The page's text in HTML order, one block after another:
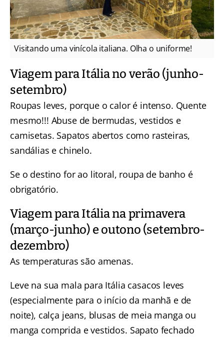
Visitando uma vinícola italiana. Olha o uniforme!
Viagem para Itália no verão (junho-
setembro)
Roupas leves, porque o calor é intenso. Quente
mesmo!!! Abuse de bermudas, vestidos e
camisetas. Sapatos abertos como rasteiras,
sandálias e chinelo.
Se o destino for ao litoral, roupa de banho é
obrigatório.
Viagem para Itália na primavera
(março-junho) e outono (setembro-
dezembro)
As temperaturas são amenas.
Leve na sua mala para Itália casacos leves
(especialmente para o início da manhã e de
noite), calça jeans, blusas de meia manga ou
manga comprida e vestidos. Sapato fechado